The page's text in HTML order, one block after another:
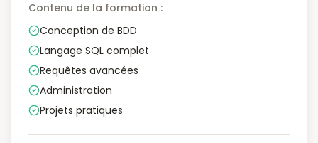
Contenu de la formation :
Conception de BDD
Langage SQL complet
Requêtes avancées
Administration
Projets pratiques